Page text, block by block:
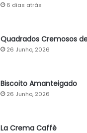
6 dias atrás
Quadrados Cremosos
26 Junho, 2026
Biscoito Amanteigado
26 Junho, 2026
La Crema Caffè